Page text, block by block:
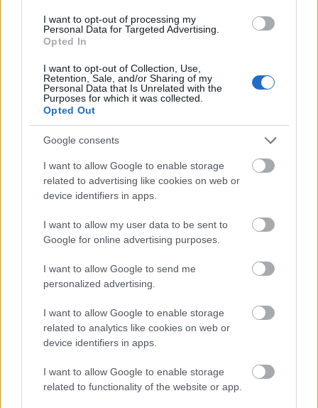
I want to opt-out of processing my
Personal Data for Targeted Advertising.
Opted In
I want to opt-out of Collection, Use,
Retention, Sale, and/or Sharing of my
Personal Data that Is Unrelated with the
Purposes for which it was collected.
Opted Out
Google consents
I want to allow Google to enable storage
related to advertising like cookies on web or
device identifiers in apps.
I want to allow my user data to be sent to
Google for online advertising purposes.
I want to allow Google to send me
personalized advertising.
I want to allow Google to enable storage
related to analytics like cookies on web or
device identifiers in apps.
I want to allow Google to enable storage
related to functionality of the website or app.
Létezhet olyan, hogy vidám disztópia? A (közeli)
változó) múltról nem is beszélve? Azt gondolhatjuk,
hogy Réz András regénybeli szereplőihez hasonlóan
magányosan bolyongunk valami abszurd
díszletben, amelyből nincs kijárat, valójában
azonban sokkal több szál köt bennünket egymáshoz
(észrevétlen, varázslatos módon), mint
sejtenénk? Veiszer Alinda az Ünnepi Könyvhéten, a
Vörösmarty téri színpadon faggatja a szerzőt ezekről
a kérdésekről és a Trend Kiadónál megjelent új,
szatirikus regényéről, amely meg nem történt
eseményeken alapul. Réz András a bemutató után,
19 órától a Móra Kiadó standjánál dedikál.
A programsorozat alatt dedikáló szerzők között
találkozhattok még Balázs Ágnessel,Marék